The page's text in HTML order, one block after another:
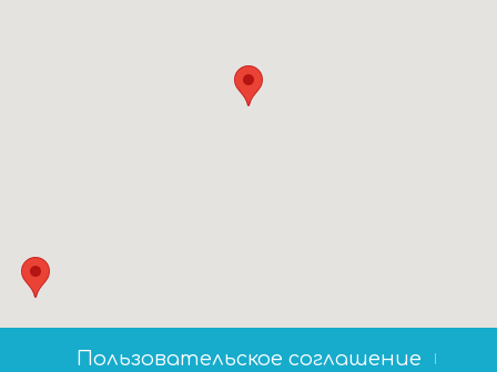
Пользовательское соглашение